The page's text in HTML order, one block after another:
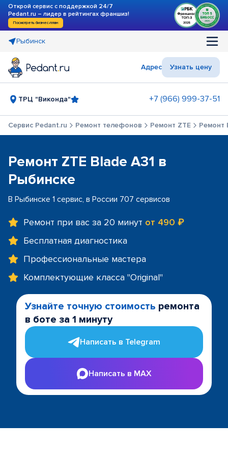
Открой сервис с поддержкой 24/7
Pedant.ru – лидер в рейтингах франшиз!
Посмотреть бизнес-план
Рыбинск
Адрес Узнать цену
ТРЦ "Виконда" +7 (966) 999-37-51
Сервис Pedant.ru Ремонт телефонов Ремонт ZTE Ремонт
Ремонт ZTE Blade A31 в
Рыбинске
В Рыбинске 1 сервис, в России 707 сервисов
Ремонт при вас за 20 минут от 490 ₽
Бесплатная диагностика
Профессиональные мастера
Комплектующие класса "Original"
Узнайте точную стоимость ремонта
в боте за 1 минуту
Написать в Telegram
Написать в MAX